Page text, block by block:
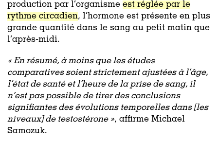
production par l’organisme est réglée par le
rythme circadien, l’hormone est présente en plus
grande quantité dans le sang au petit matin que
l’après-midi.
« En résumé, à moins que les études
comparatives soient strictement ajustées à l’âge,
l’état de santé et l’heure de la prise de sang, il
n’est pas possible de tirer des conclusions
signifiantes des évolutions temporelles dans [les
niveaux] de testostérone », affirme Michael
Samozuk.